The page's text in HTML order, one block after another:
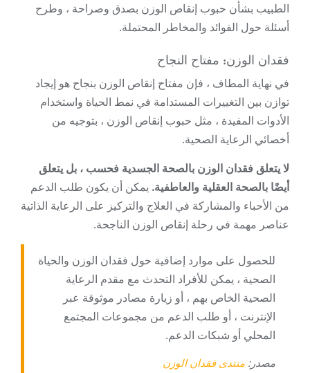
الطبيب بشأن حبوب إنقاص الوزن بصدق وصراحة ، وطرح
أسئلة حول الفوائد والمخاطر المحتملة.
فقدان الوزن: مفتاح النجاح
في نهاية المطاف ، فإن مفتاح إنقاص الوزن بنجاح هو إيجاد
توازن بين التغييرات المستدامة في نمط الحياة واستخدام
الأدوات المفيدة ، مثل حبوب إنقاص الوزن ، بتوجيه من
أخصائي الرعاية الصحية.
لا يتعلق فقدان الوزن بالصحة الجسدية فحسب ، بل يتعلق
أيضًا بالصحة العقلية والعاطفية. يمكن أن يكون طلب الدعم
من الأحباء والمشاركة في العلاج والتركيز على الرعاية الذاتية
عناصر مهمة في رحلة إنقاص الوزن الناجحة.
للحصول على موارد إضافية حول فقدان الوزن والحياة
الصحية ، يمكن للأفراد التحدث مع مقدم الرعاية
الصحية الخاص بهم ، أو زيارة مصادر موثوقة عبر
الإنترنت ، أو طلب الدعم من مجموعات المجتمع
المحلي أو شبكات الدعم.
مصدر: منتدى فقدان الوزن